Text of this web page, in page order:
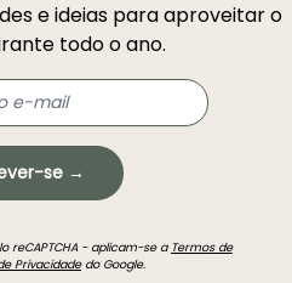
e ideias para aproveitar o
todo o ano.
se →
reCAPTCHA - aplicam-se a Termos de
Privacidadedo Google.